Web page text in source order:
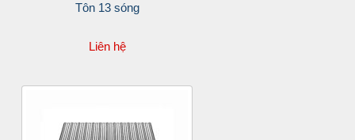
Tôn 13 sóng
Liên hệ